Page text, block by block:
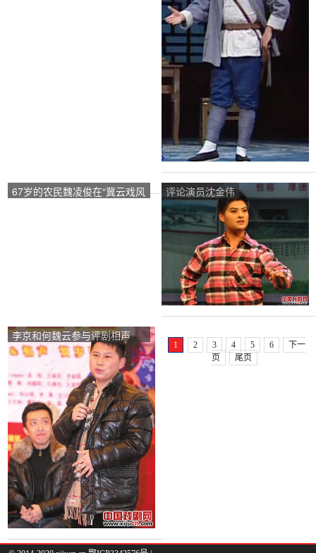
67岁的农民魏凌俊在“冀云戏风
评论演员沈金伟
李京和何魏云参与评剧相声
《杨三姐》
1 2 3 4 5 6
下一
页
尾页